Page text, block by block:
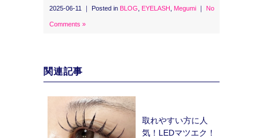
2025-06-11 ｜ Posted in BLOG EYELASH Megumi ｜ No
Comments »
関連記事
取れやすい方に人
気！LEDマツエク！